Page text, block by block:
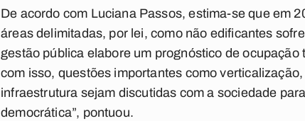
De acordo com Luciana Passos, estima-se que em
áreas delimitadas, por lei, como não edificantes
gestão pública elabore um prognóstico de
com isso, questões importantes como
infraestrutura sejam discutidas com a sociedade
democrática”, pontuou.